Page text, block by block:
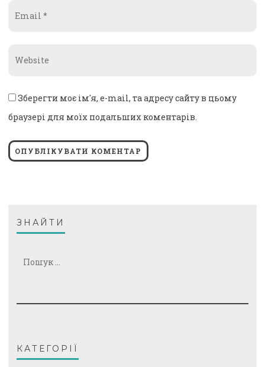
Зберегти моє ім'я, e-mail, та адресу сайту в цьому
браузері для моїх подальших коментарів.
ЗНАЙТИ
КАТЕГОРІЇ